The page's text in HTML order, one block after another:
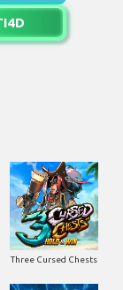
Three Cursed Chests